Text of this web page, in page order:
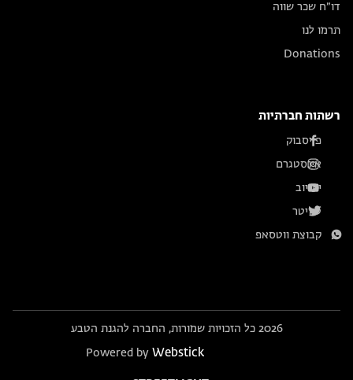
דו״ח שכר שווה
תרמו לנו
Donations
רשתות חברתיות
פייסבוק
אינסטגרם
יוטיוב
טוויטר
קבוצת ווטסאפ
2026 כל הזכויות שמורות, החברה להגנת הטבע
Powered by Webstick